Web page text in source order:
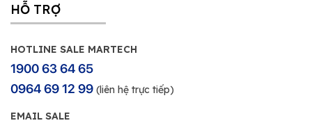
HỖ TRỢ
HOTLINE SALE MARTECH
1900 63 64 65
0964 69 12 99 (liên hệ trực tiếp)
EMAIL SALE